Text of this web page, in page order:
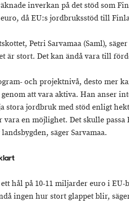
inverkan på det stöd som
då EU:s jordbruksstöd till
Petri Sarvamaa (Saml),
är stort. Det kan ändå vara till
och projektnivå, desto mer
att vara aktiva. Han anser
stora jordbruk med stöd enligt
en möjlighet. Det skulle passa
säger Sarvamaa.
hål på 10-11 miljarder euro i EU-
ingen hur stort glappet blir,